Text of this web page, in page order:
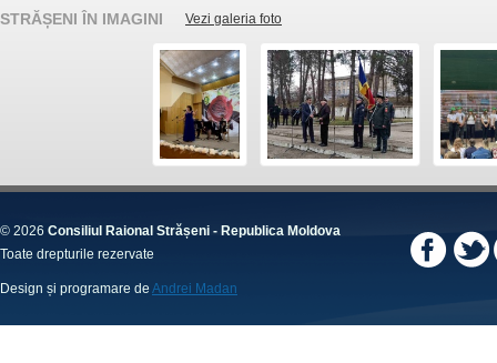
STRĂȘENI ÎN IMAGINI Vezi galeria foto
© 2026 Consiliul Raional Strășeni - Republica Moldova
Toate drepturile rezervate
Design și programare de Andrei Madan